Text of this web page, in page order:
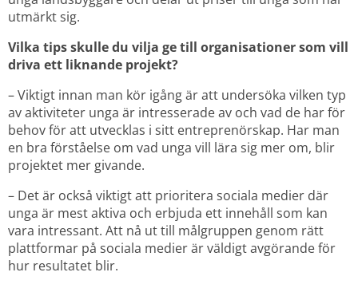
utmärkt sig.
Vilka tips skulle du vilja ge till organisationer som vill
driva ett liknande projekt?
– Viktigt innan man kör igång är att undersöka vilken typ
av aktiviteter unga är intresserade av och vad de har för
behov för att utvecklas i sitt entreprenörskap. Har man
en bra förståelse om vad unga vill lära sig mer om, blir
projektet mer givande.
– Det är också viktigt att prioritera sociala medier där
unga är mest aktiva och erbjuda ett innehåll som kan
vara intressant. Att nå ut till målgruppen genom rätt
plattformar på sociala medier är väldigt avgörande för
hur resultatet blir.